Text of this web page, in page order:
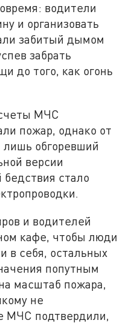
водители
и организовать
забитый дымом
забрать
до того, как огонь
МЧС
пожар, однако от
лишь обгоревший
версии
стало
и водителей
кафе, чтобы люди
в себя, остальных
попутным
масштаб пожара,
не
МЧС подтвердили,